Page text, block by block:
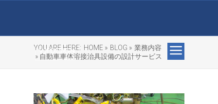
YOU ARE HERE: HOME » BLOG » 業務内容
» 自動車車体溶接治具設備の設計サービス